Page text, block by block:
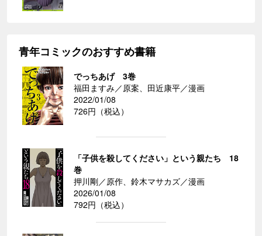
青年コミックのおすすめ書籍
でっちあげ 3巻
福田ますみ／原案、田近康平／漫画
2022/01/08
726円（税込）
「子供を殺してください」という親たち 18
巻
押川剛／原作、鈴木マサカズ／漫画
2026/01/08
792円（税込）